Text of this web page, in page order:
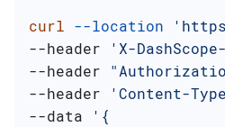
curl --location
--header
'X-
--header
--header
'Content-
--data
'{